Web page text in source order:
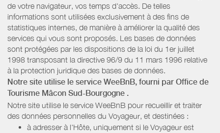
de votre navigateur, vos temps d'accès. De telles
informations sont utilisées exclusivement à des fins de
statistiques internes, de manière à améliorer la qualité des
services qui vous sont proposés. Les bases de données
sont protégées par les dispositions de la loi du 1er juillet
1998 transposant la directive 96/9 du 11 mars 1996 relative
à la protection juridique des bases de données.
Notre site utilise le service WeeBnB, fourni par Office de
Tourisme Mâcon Sud-Bourgogne .
Notre site utilise le service WeeBnB pour recueillir et traiter
des données personnelles du Voyageur, et destinées :
à adresser à l'Hôte, uniquement si le Voyageur est